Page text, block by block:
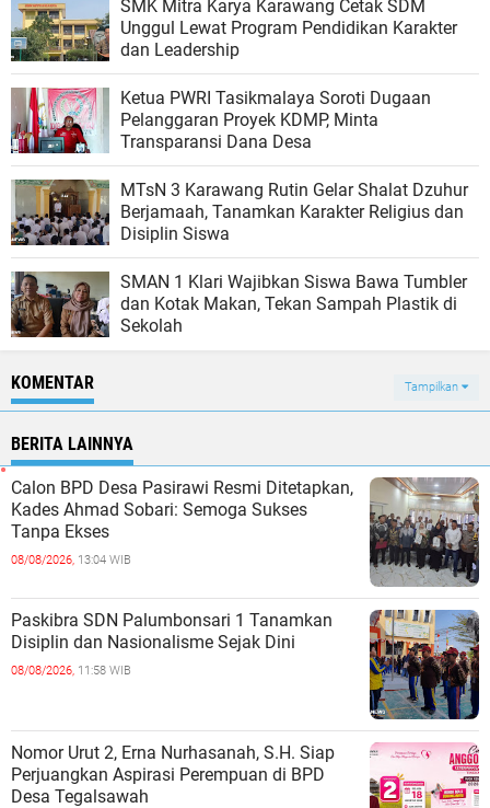
SMK Mitra Karya Karawang Cetak SDM
Unggul Lewat Program Pendidikan Karakter
dan Leadership
Ketua PWRI Tasikmalaya Soroti Dugaan
Pelanggaran Proyek KDMP, Minta
Transparansi Dana Desa
MTsN 3 Karawang Rutin Gelar Shalat Dzuhur
Berjamaah, Tanamkan Karakter Religius dan
Disiplin Siswa
SMAN 1 Klari Wajibkan Siswa Bawa Tumbler
dan Kotak Makan, Tekan Sampah Plastik di
Sekolah
KOMENTAR Tampilkan
BERITA LAINNYA
Calon BPD Desa Pasirawi Resmi Ditetapkan,
Kades Ahmad Sobari: Semoga Sukses
Tanpa Ekses
08/08/2026, 13:04 WIB
Paskibra SDN Palumbonsari 1 Tanamkan
Disiplin dan Nasionalisme Sejak Dini
08/08/2026, 11:58 WIB
Nomor Urut 2, Erna Nurhasanah, S.H. Siap
Perjuangkan Aspirasi Perempuan di BPD
Desa Tegalsawah